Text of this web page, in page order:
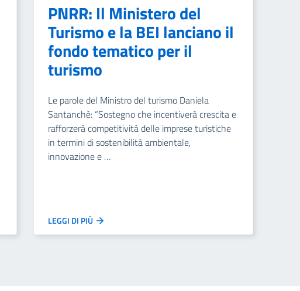
PNRR: Il Ministero del
Turismo e la BEI lanciano il
fondo tematico per il
turismo
Le parole del Ministro del turismo Daniela
Santanchè: “Sostegno che incentiverà crescita e
rafforzerà competitività delle imprese turistiche
in termini di sostenibilità ambientale,
innovazione e …
LEGGI DI PIÙ